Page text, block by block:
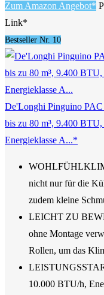
Zum Amazon Angebot*
Link*
Bestseller Nr. 10
De'Longhi Pinguino
bis zu 80 m³, 9.400
Energieklasse A...*
nicht nur für die
zudem kleine
LEICHT ZU
ohne Montage
Rollen, um das
10.000 BTU/h,